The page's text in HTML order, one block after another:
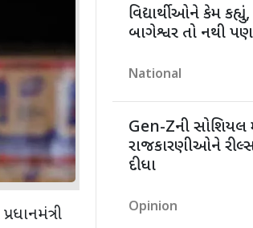
વિદ્યાર્થીઓને કેમ
બાગેશ્વર તો નથી
National
Gen-Zની સોશિયલ
રાજકારણીઓને
દીધા
Opinion